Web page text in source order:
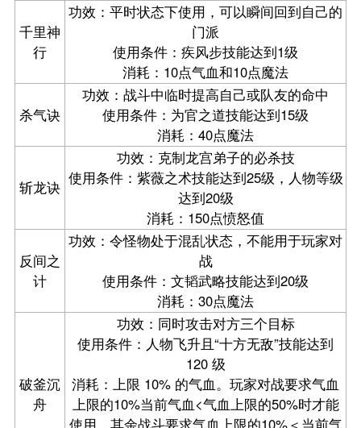
千里神
行
功效：平时状态下使用，可以瞬间回到自己的
门派
使用条件：疾风步技能达到1级
消耗：10点气血和10点魔法
杀气诀
功效：战斗中临时提高自己或队友的命中
使用条件：为官之道技能达到15级
消耗：40点魔法
斩龙诀
功效：克制龙宫弟子的必杀技
使用条件：紫薇之术技能达到25级，人物等级
达到20级
消耗：150点愤怒值
反间之
计
功效：令怪物处于混乱状态，不能用于玩家对
战
使用条件：文韬武略技能达到20级
消耗：30点魔法
破釜沉
舟
功效：同时攻击对方三个目标
使用条件：人物飞升且“十方无敌”技能达到
120 级
消耗：上限 10% 的气血。玩家对战要求气血
上限的10%当前气血<气血上限的50%时才能
使用，其余战斗要求气血上限的10%＜当前气